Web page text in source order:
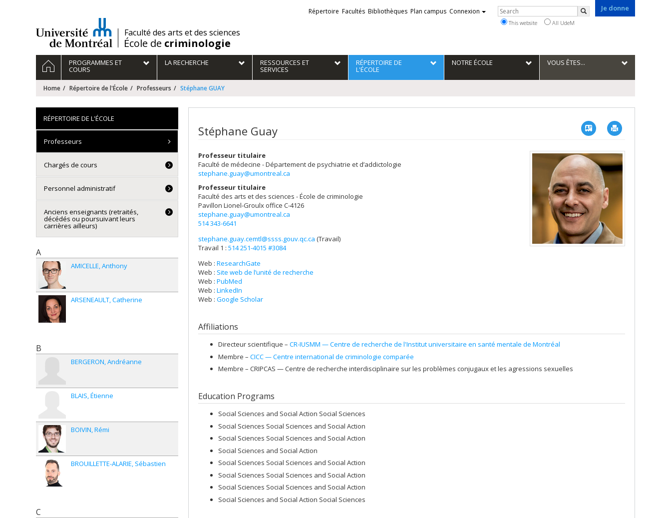
/Faculté des arts et des sciences
École de criminologie
Je donne
Liens
externes
Répertoire Facultés Bibliothèques Plan campus Connexion Rechercher
Search
This website All UdeM
Navigation
principale
HOMEPROGRAMMES ET
COURS
LA RECHERCHE RESSOURCES ET
SERVICES
RÉPERTOIRE DE
L'ÉCOLE
NOTRE ÉCOLE VOUS ÊTES...
Home Répertoire de l'École Professeurs Stéphane GUAY
Stéphane Guay Vcard
Professeur titulaire
Faculté de médecine - Département de psychiatrie et d’addictologie
stephane.guay@umontreal.ca
Professeur titulaire
Faculté des arts et des sciences - École de criminologie
Pavillon Lionel-Groulx office C-4126
stephane.guay@umontreal.ca
514 343-6641
Courriels
stephane.guay.cemtl@ssss.gouv.qc.ca (Travail)
Travail 1 : 514 251-4015 #3084
Web : ResearchGate
Web : Site web de l’unité de recherche
Web : PubMed
Web : LinkedIn
Web : Google Scholar
Affiliations
Directeur scientifique – CR-IUSMM — Centre de recherche de l'Institut universitaire en santé mentale de Montréal
Membre – CICC — Centre international de criminologie comparée
Membre – CRIPCAS — Centre de recherche interdisciplinaire sur les problèmes conjugaux et les agressions sexuelles
Education Programs
Social Sciences and Social Action Social Sciences
Social Sciences Social Sciences and Social Action
Social Sciences Social Sciences and Social Action
Social Sciences and Social Action
Social Sciences Social Sciences and Social Action
Social Sciences Social Sciences and Social Action
Social Sciences Social Sciences and Social Action
Social Sciences and Social Action Social Sciences
RÉPERTOIRE DE L'ÉCOLE
Professeurs
Chargés de cours
Personnel administratif
Anciens enseignants (retraités,
décédés ou poursuivant leurs
carrières ailleurs)
A
AMICELLE Anthony
ARSENEAULT Catherine
B
BERGERON Andréanne
BLAIS Étienne
BOIVIN Rémi
BROUILLETTE-ALARIE Sébastien
C